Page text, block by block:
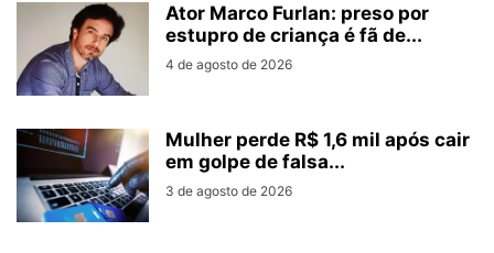
Ator Marco Furlan: preso por
estupro de criança é fã de...
4 de agosto de 2026
Mulher perde R$ 1,6 mil após cair
em golpe de falsa...
3 de agosto de 2026